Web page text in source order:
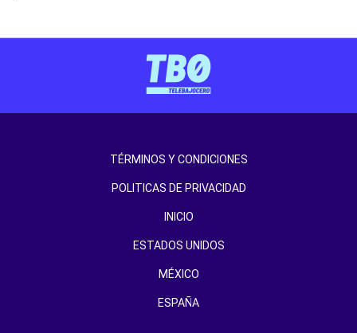
TÉRMINOS Y CONDICIONES
POLITICAS DE PRIVACIDAD
INICIO
ESTADOS UNIDOS
MÉXICO
ESPAÑA